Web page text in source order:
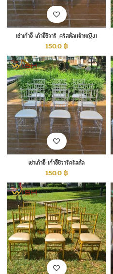
เช่าเก้าอี้-เก้าอี้ชิวารี_คริสตัล(เจ้าหญิง)
150.0฿
เช่าเก้าอี้-เก้าอี้ชิวารีคริสตัล
150.0฿